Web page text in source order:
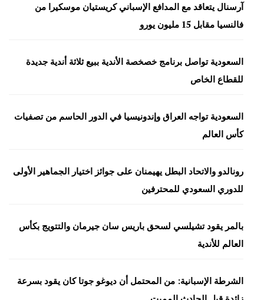
آرسنال يتعاقد مع المدافع الإسباني كريستيان موسكيرا من
فالنسيا مقابل 15 مليون يورو
السعودية تواصل برنامج خصخصة الأندية ببيع ثلاثة أندية جديدة
للقطاع الخاص
السعودية تواجه العراق وإندونيسيا في الدور الحاسم من تصفيات
كأس العالم
رونالدو والاتحاد البطل يهيمنان على جوائز اختيار الجماهير الأولى
للدوري السعودي للمحترفين
بالمر يقود تشيلسي لسحق باريس سان جيرمان والتتويج بكأس
العالم للأندية
الشرطة الإسبانية: من المحتمل أن ديوغو جوتا كان يقود بسرعة